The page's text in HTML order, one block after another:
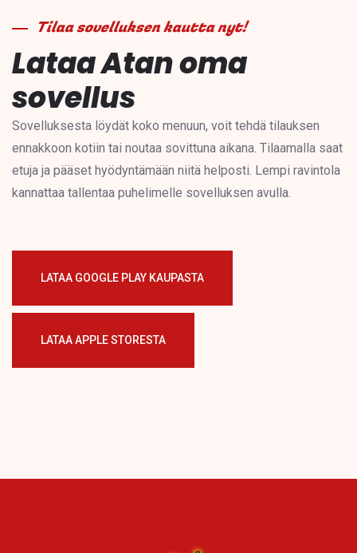
Tilaa sovelluksen kautta nyt!
Lataa Atan oma
sovellus
Sovelluksesta löydät koko menuun, voit tehdä tilauksen
ennakkoon kotiin tai noutaa sovittuna aikana. Tilaamalla saat
etuja ja pääset hyödyntämään niitä helposti. Lempi ravintola
kannattaa tallentaa puhelimelle sovelluksen avulla.
LATAA GOOGLE PLAY KAUPASTA
LATAA APPLE STORESTA